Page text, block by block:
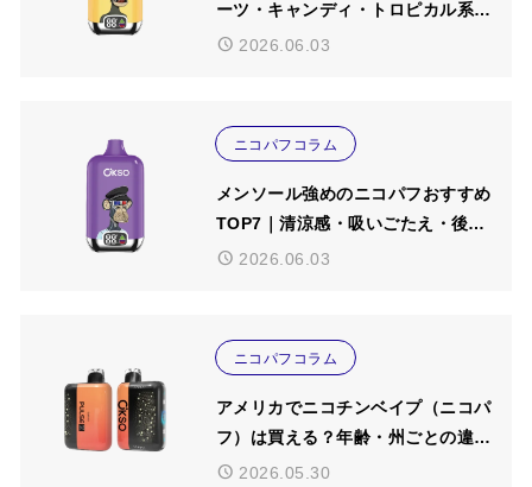
ーツ・キャンディ・トロピカル系を
比較【2026年5月版】
2026.06.03
ニコパフコラム
メンソール強めのニコパフおすすめ
TOP7｜清涼感・吸いごたえ・後味
で比較【2026年5月版】
2026.06.03
ニコパフコラム
アメリカでニコチンベイプ（ニコパ
フ）は買える？年齢・州ごとの違
い・日本帰国時の注意点を解説【20
2026.05.30